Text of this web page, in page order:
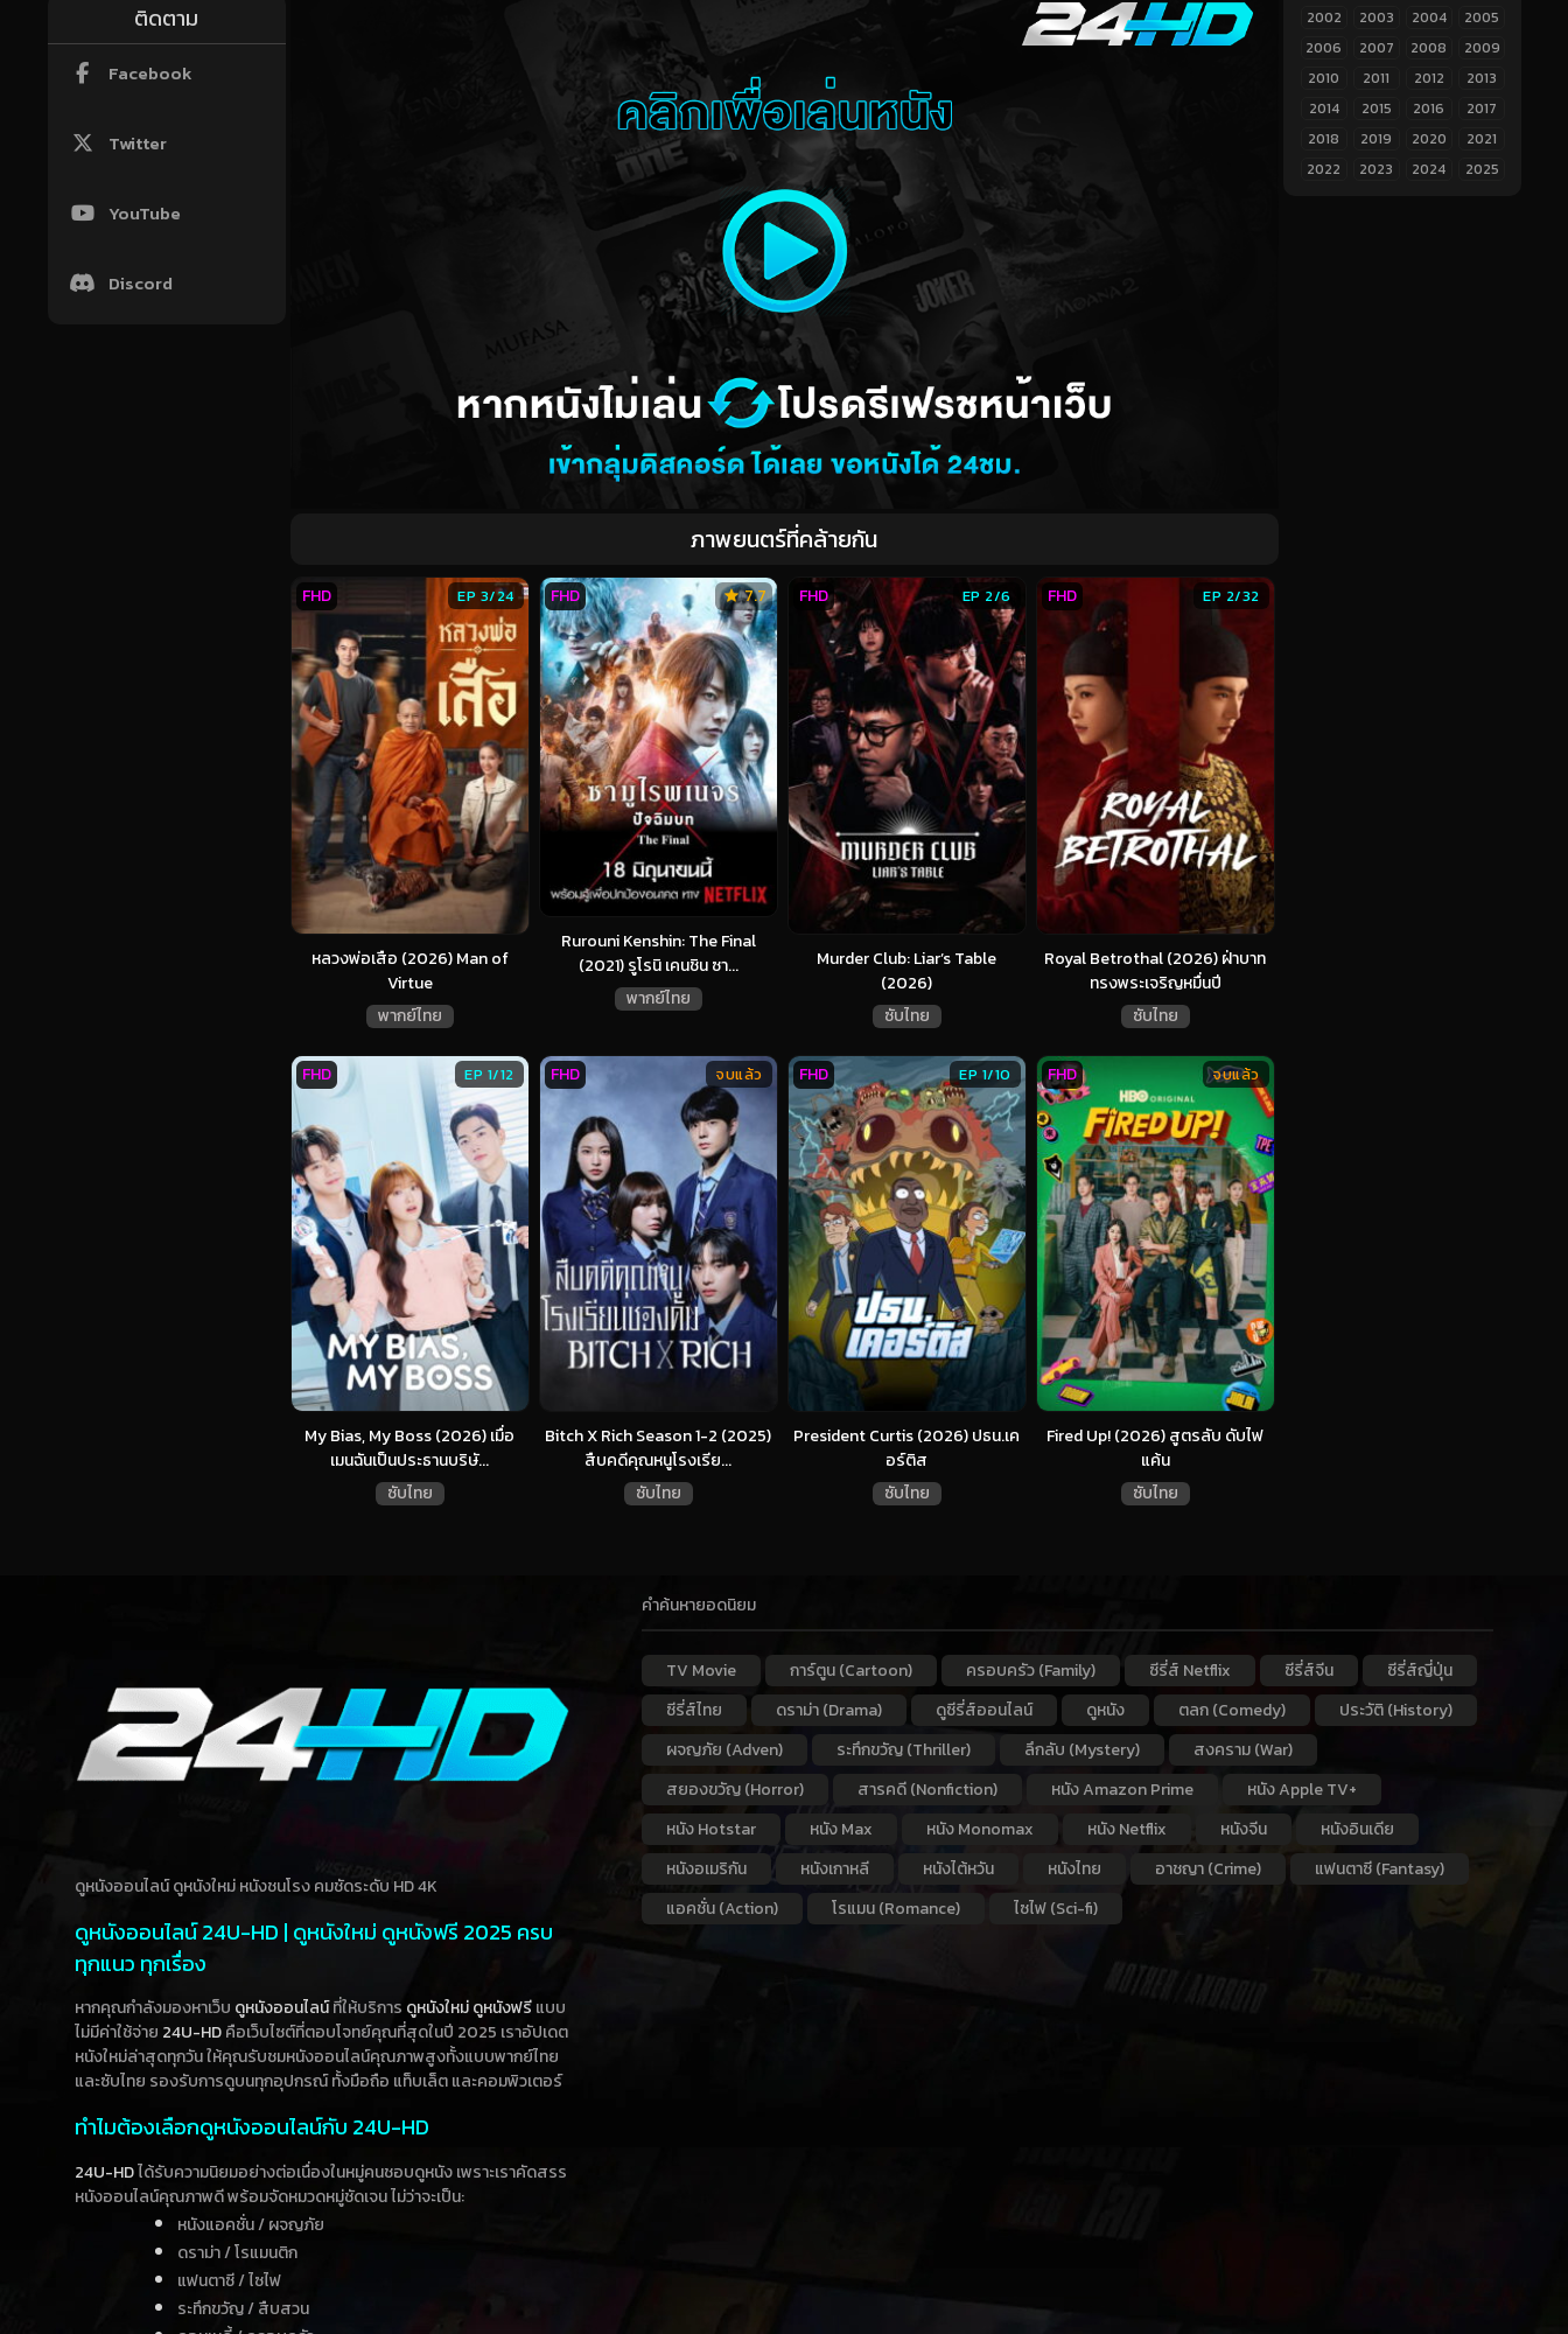
ติดตาม
Facebook
Twitter
YouTube
Discord
ภาพยนตร์ที่คล้ายกัน
หลวงพ่อเสือ (2026) Man of
Virtue
พากย์ไทย
EP 3/24
FHD
Rurouni Kenshin: The Final
(2021) รูโรนิ เคนชิน ซา...
พากย์ไทย
7.7
FHD
Murder Club: Liar’s Table
(2026)
ซับไทย
EP 2/6
FHD
Royal Betrothal (2026) ฝ่าบาท
ทรงพระเจริญหมื่นปี
ซับไทย
EP 2/32
FHD
My Bias, My Boss (2026) เมื่อ
เมนฉันเป็นประธานบริษั...
ซับไทย
EP 1/12
FHD
Bitch X Rich Season 1-2 (2025)
สืบคดีคุณหนูโรงเรีย...
ซับไทย
จบแล้ว
FHD
President Curtis (2026) ปธน.เค
อร์ติส
ซับไทย
EP 1/10
FHD
Fired Up! (2026) สูตรลับ ดับไฟ
แค้น
ซับไทย
จบแล้ว
FHD
2002
2003 2004
2005
2006
2007 2008
2009
2010
2011 2012
2013
2014
2015 2016
2017
2018
2019 2020
2021
2022
2023 2024 2025
ดูหนังออนไลน์ ดูหนังใหม่ หนังชนโรง คมชัดระดับ HD 4K
ดูหนังออนไลน์ 24U-HD | ดูหนังใหม่ ดูหนังฟรี 2025 ครบ
ทุกแนว ทุกเรื่อง
หากคุณกำลังมองหาเว็บ ดูหนังออนไลน์ที่ให้บริการ ดูหนังใหม่ดูหนังฟรีแบบ
ไม่มีค่าใช้จ่าย 24U-HDคือเว็บไซต์ที่ตอบโจทย์คุณที่สุดในปี 2025 เราอัปเดต
หนังใหม่ล่าสุดทุกวัน ให้คุณรับชมหนังออนไลน์คุณภาพสูงทั้งแบบพากย์ไทย
และซับไทย รองรับการดูบนทุกอุปกรณ์ ทั้งมือถือ แท็บเล็ต และคอมพิวเตอร์
ทำไมต้องเลือกดูหนังออนไลน์กับ 24U-HD
24U-HDได้รับความนิยมอย่างต่อเนื่องในหมู่คนชอบดูหนัง เพราะเราคัดสรร
หนังออนไลน์คุณภาพดี พร้อมจัดหมวดหมู่ชัดเจน ไม่ว่าจะเป็น:
หนังแอคชั่น / ผจญภัย
ดราม่า / โรแมนติก
แฟนตาซี / ไซไฟ
ระทึกขวัญ / สืบสวน
คำค้นหายอดนิยม
TV Movie การ์ตูน (Cartoon) ครอบครัว (Family) ซีรี่ส์ Netflix ซีรี่ส์จีน
ซีรี่ส์ญี่ปุ่น
ซีรี่ส์ไทย
ดราม่า (Drama) ดูซีรี่ส์ออนไลน์ ดูหนัง ตลก (Comedy)
ประวัติ (History)
ผจญภัย (Adven)
ระทึกขวัญ (Thriller) ลึกลับ (Mystery)
สงคราม (War)
สยองขวัญ (Horror)
สารคดี (Nonfiction) หนัง Amazon Prime
หนัง Apple TV+
หนัง Hotstar
หนัง Max หนัง Monomax หนัง Netflix หนังจีน
หนังอินเดีย
หนังอเมริกัน
หนังเกาหลี หนังไต้หวัน หนังไทย อาชญา (Crime)
แฟนตาซี (Fantasy)
แอคชั่น (Action)
โรแมน (Romance) ไซไฟ (Sci-fi)